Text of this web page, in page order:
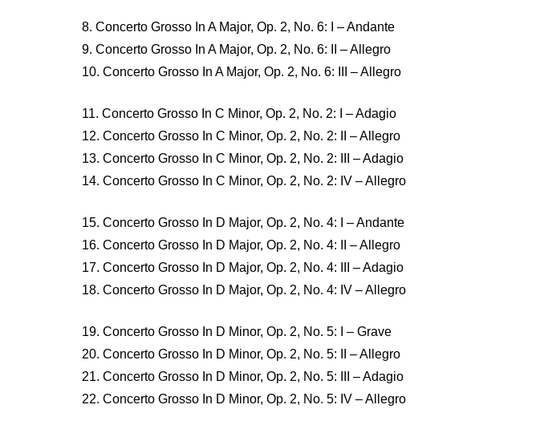
8. Concerto Grosso In A Major, Op. 2, No. 6: I – Andante
9. Concerto Grosso In A Major, Op. 2, No. 6: II – Allegro
10. Concerto Grosso In A Major, Op. 2, No. 6: III – Allegro
11. Concerto Grosso In C Minor, Op. 2, No. 2: I – Adagio
12. Concerto Grosso In C Minor, Op. 2, No. 2: II – Allegro
13. Concerto Grosso In C Minor, Op. 2, No. 2: III – Adagio
14. Concerto Grosso In C Minor, Op. 2, No. 2: IV – Allegro
15. Concerto Grosso In D Major, Op. 2, No. 4: I – Andante
16. Concerto Grosso In D Major, Op. 2, No. 4: II – Allegro
17. Concerto Grosso In D Major, Op. 2, No. 4: III – Adagio
18. Concerto Grosso In D Major, Op. 2, No. 4: IV – Allegro
19. Concerto Grosso In D Minor, Op. 2, No. 5: I – Grave
20. Concerto Grosso In D Minor, Op. 2, No. 5: II – Allegro
21. Concerto Grosso In D Minor, Op. 2, No. 5: III – Adagio
22. Concerto Grosso In D Minor, Op. 2, No. 5: IV – Allegro